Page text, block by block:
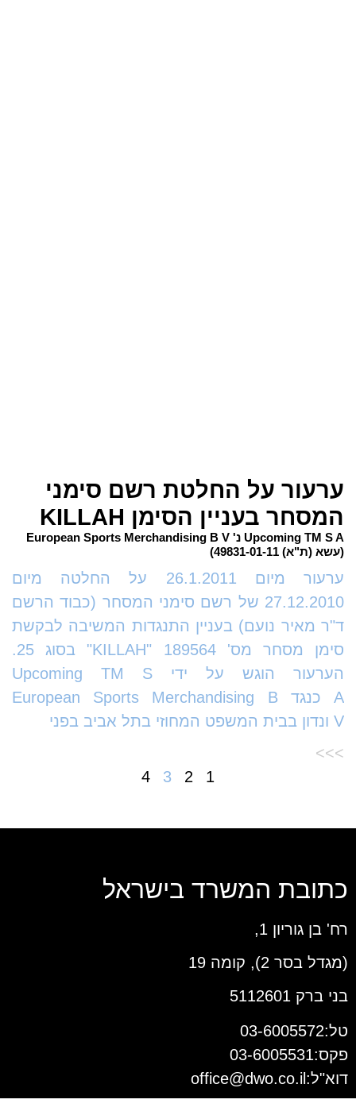
ערעור על החלטת רשם סימני
המסחר בעניין הסימן KILLAH
Upcoming TM S A נ' European Sports Merchandising B V
(עשא (ת"א) 49831-01-11)
ערעור מיום 26.1.2011 על החלטה מיום
27.12.2010 של רשם סימני המסחר (כבוד הרשם
ד"ר מאיר נועם) בעניין התנגדות המשיבה לבקשת
סימן מסחר מס' 189564 "KILLAH" בסוג 25.
הערעור הוגש על ידי Upcoming TM S
A כנגד European Sports Merchandising B
V ונדון בבית המשפט המחוזי בתל אביב בפני
>>>
1
2
3
4
כתובת המשרד בישראל
רח' בן גוריון 1,
(מגדל בסר 2), קומה 19
בני ברק 5112601
טל:03-6005572
פקס:03-6005531
דוא"ל: office@dwo.co.il